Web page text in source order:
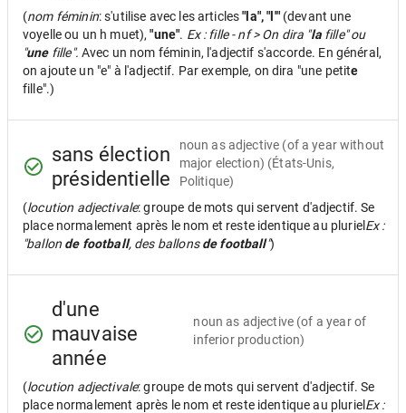
(nom féminin: s'utilise avec les articles"la", "l'" (devant une
voyelle ou un h muet),"une". Ex : fille - nf > On dira "lafille" ou
"unefille". Avec un nom féminin, l'adjectif s'accorde. En général,
on ajoute un "e" à l'adjectif. Par exemple, on dira "une petite
fille".)
sans élection
présidentielle
noun as adjective (of a year without
major election) (États-Unis,
Politique)
(locution adjectivale: groupe de mots qui servent d'adjectif. Se
place normalement après le nom et reste identique au pluriel Ex :
"ballon de football, des ballonsde football")
d'une
mauvaise
année
noun as adjective (of a year of
inferior production)
(locution adjectivale: groupe de mots qui servent d'adjectif. Se
place normalement après le nom et reste identique au pluriel Ex :